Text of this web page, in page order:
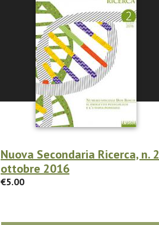
Nuova Secondaria Ricerca, n. 2
ottobre 2016
€5.00